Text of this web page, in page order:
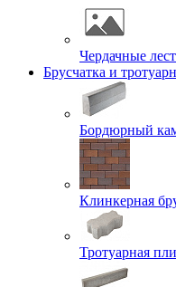
Чердачные
Брусчатка и
Бордюрный
Клинкерная
Тротуарная